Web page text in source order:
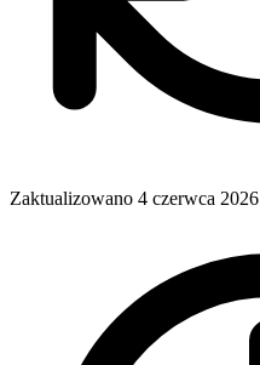
Zaktualizowano 4 czerwca 2026